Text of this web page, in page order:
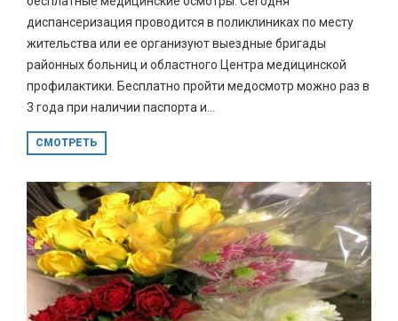
диспансеризация проводится в поликлиниках по месту
жительства или ее организуют выездные бригады
районных больниц и областного Центра медицинской
профилактики. Бесплатно пройти медосмотр можно раз в
3 года при наличии паспорта и...
СМОТРЕТЬ